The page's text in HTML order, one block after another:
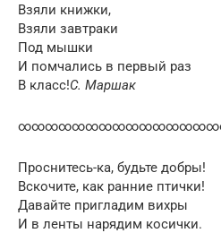
Взяли книжки,
Взяли завтраки
Под мышки
И помчались в первый раз
В класс!С. Маршак
Проснитесь-ка, будьте добры!
Вскочите, как ранние птички!
Давайте пригладим вихры
И в ленты нарядим косички.